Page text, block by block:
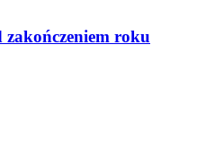
zakończeniem roku